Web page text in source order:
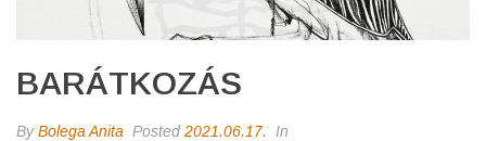
BARÁTKOZÁS
ByBolega Anita Posted 2021.06.17. In